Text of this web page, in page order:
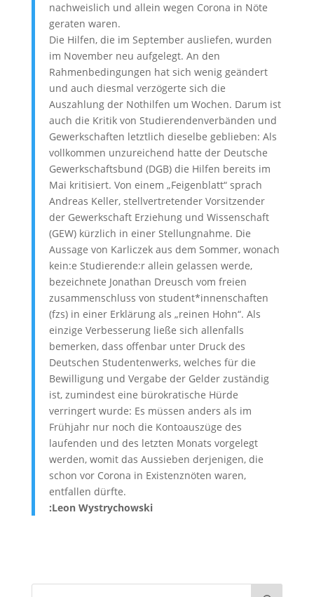
nachweislich und allein wegen Corona in Nöte
geraten waren.
Die Hilfen, die im September ausliefen, wurden
im November neu aufgelegt. An den
Rahmenbedingungen hat sich wenig geändert
und auch diesmal verzögerte sich die
Auszahlung der Nothilfen um Wochen. Darum ist
auch die Kritik von Studierendenverbänden und
Gewerkschaften letztlich dieselbe geblieben: Als
vollkommen unzureichend hatte der Deutsche
Gewerkschaftsbund (DGB) die Hilfen bereits im
Mai kritisiert. Von einem „Feigenblatt“ sprach
Andreas Keller, stellvertretender Vorsitzender
der Gewerkschaft Erziehung und Wissenschaft
(GEW) kürzlich in einer Stellungnahme. Die
Aussage von Karliczek aus dem Sommer, wonach
kein:e Studierende:r allein gelassen werde,
bezeichnete Jonathan Dreusch vom freien
zusammenschluss von student*innenschaften
(fzs) in einer Erklärung als „reinen Hohn“. Als
einzige Verbesserung ließe sich allenfalls
bemerken, dass offenbar unter Druck des
Deutschen Studentenwerks, welches für die
Bewilligung und Vergabe der Gelder zuständig
ist, zumindest eine bürokratische Hürde
verringert wurde: Es müssen anders als im
Frühjahr nur noch die Kontoauszüge des
laufenden und des letzten Monats vorgelegt
werden, womit das Aussieben derjenigen, die
schon vor Corona in Existenznöten waren,
entfallen dürfte.
:Leon Wystrychowski